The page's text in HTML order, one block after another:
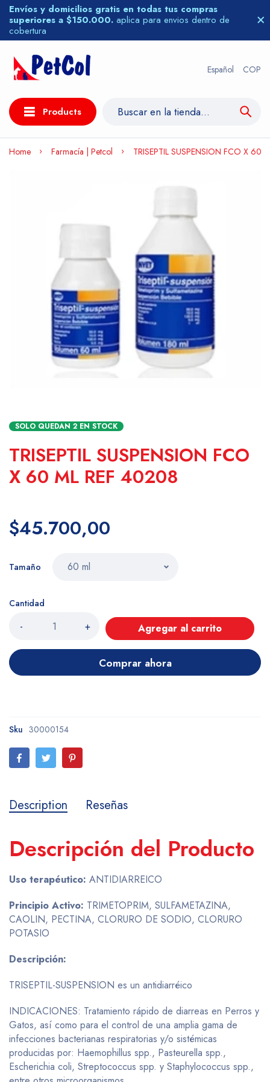
Envíos y domicilios gratis en todas tus compras
superiores a $150.000. aplica para envios dentro de
cobertura
Español COP
Products
Home Farmacía | Petcol TRISEPTIL SUSPENSION FCO X 60
SOLO QUEDAN 2 EN STOCK
TRISEPTIL SUSPENSION FCO
X 60 ML REF 40208
$45.700,00
Tamaño
Cantidad
- + Agregar al carrito
Comprar ahora
Sku 30000154
Description Reseñas
Descripción del Producto
Uso terapéutico: ANTIDIARREICO
Principio Activo: TRIMETOPRIM, SULFAMETAZINA,
CAOLIN, PECTINA, CLORURO DE SODIO, CLORURO
POTASIO
Descripción:
TRISEPTIL-SUSPENSION es un antidiarréico
INDICACIONES: Tratamiento rápido de diarreas en Perros y
Gatos, así como para el control de una amplia gama de
infecciones bacterianas respiratorias y/o sistémicas
producidas por: Haemophillus spp., Pasteurella spp.,
Escherichia coli, Streptococcus spp. y Staphylococcus spp.,